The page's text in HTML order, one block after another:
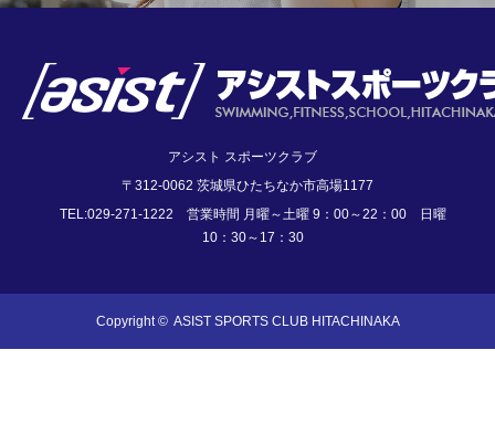
アシスト スポーツクラブ
〒312-0062 茨城県ひたちなか市高場1177
TEL:029-271-1222 営業時間 月曜～土曜 9：00～22：00 日曜
10：30～17：30
Copyright © ASIST SPORTS CLUB HITACHINAKA